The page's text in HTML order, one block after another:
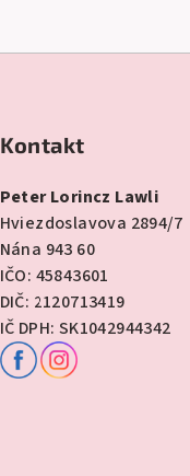
Kontakt
Peter Lorincz Lawli
Hviezdoslavova 2894/7
Nána 943 60
IČO: 45843601
DIČ: 2120713419
IČ DPH: SK1042944342